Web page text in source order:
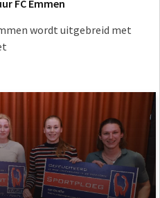
FC Emmen
wordt uitgebreid met